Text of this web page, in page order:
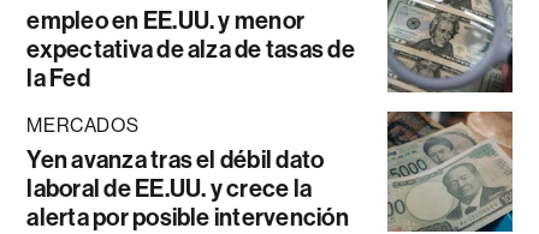
empleo en EE.UU. y menor
expectativa de alza de tasas de
la Fed
MERCADOS
Yen avanza tras el débil dato
laboral de EE.UU. y crece la
alerta por posible intervención